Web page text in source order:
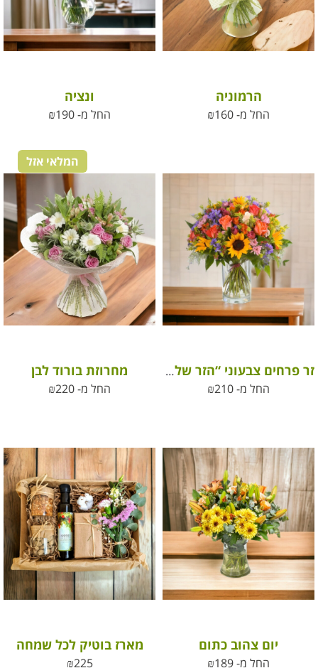
הרמוניה
החל מ- ₪160
ונציה
החל מ- ₪190
זר פרחים צבעוני “הזר של סופי”
החל מ-
₪210
המלאי אזל
מחרוזת בורוד לבן
החל מ- ₪220
יום צהוב כתום
החל מ- ₪189
מארז בוטיק לכל שמחה
₪225